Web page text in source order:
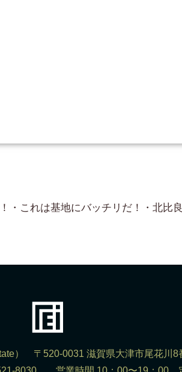
） 〒520-0031 滋賀県大津市尾花川8